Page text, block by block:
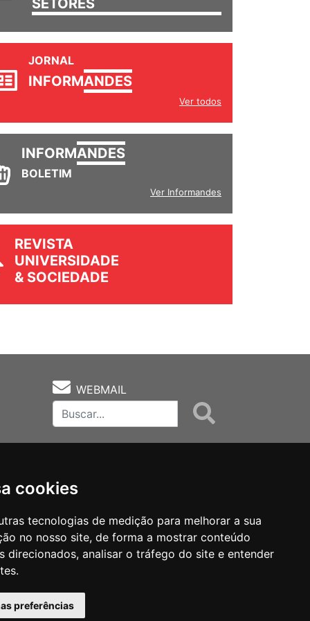
cookies
tecnologias de medição para melhorar a sua
no nosso site, de forma a mostrar conteúdo
direcionados, analisar o tráfego do site e entender
preferências
SETORES
JORNAL
INFORMANDES
Ver todos
INFORMANDES
BOLETIM
Ver Informandes
REVISTA
UNIVERSIDADE
& SOCIEDADE
WEBMAIL
Notas Técnicas Fale Conocsco